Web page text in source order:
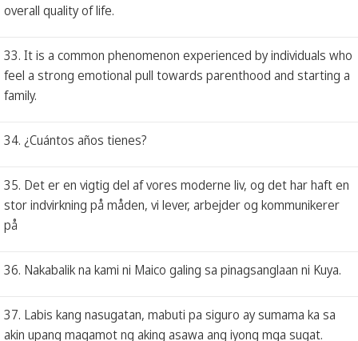
overall quality of life.
33. It is a common phenomenon experienced by individuals who
feel a strong emotional pull towards parenthood and starting a
family.
34. ¿Cuántos años tienes?
35. Det er en vigtig del af vores moderne liv, og det har haft en
stor indvirkning på måden, vi lever, arbejder og kommunikerer
på
36. Nakabalik na kami ni Maico galing sa pinagsanglaan ni Kuya.
37. Labis kang nasugatan, mabuti pa siguro ay sumama ka sa
akin upang magamot ng aking asawa ang iyong mga sugat.